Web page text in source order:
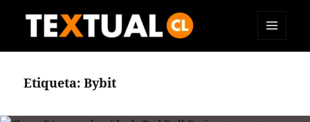
Etiqueta:Bybit